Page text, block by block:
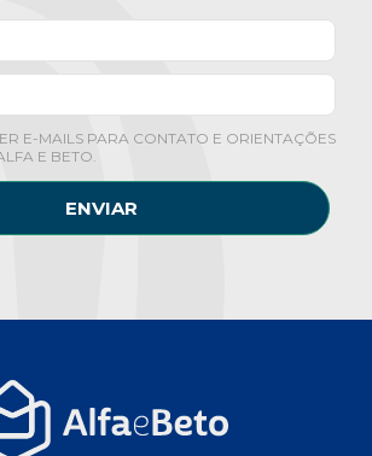
E-MAILS PARA CONTATO E ORIENTAÇÕES
E BETO.
ENVIAR